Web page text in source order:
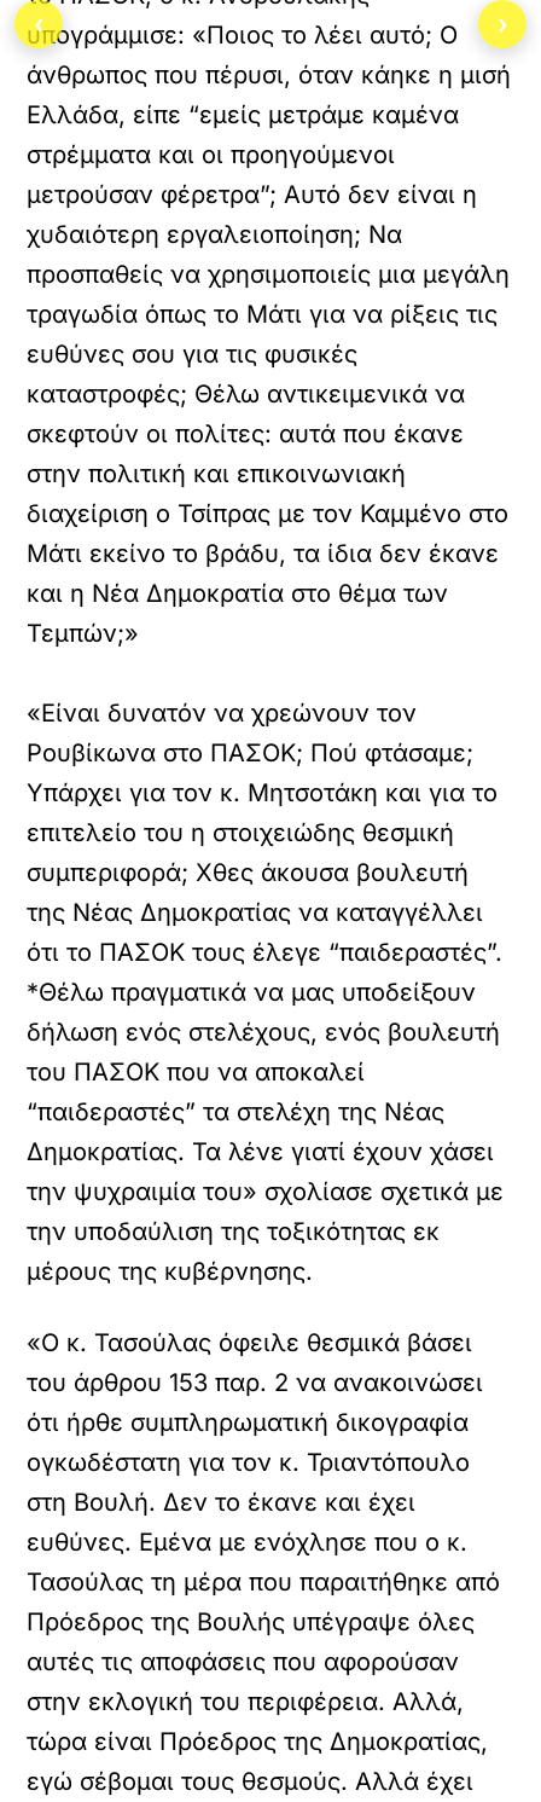
υπογράμμισε: «Ποιος το λέει αυτό; Ο
άνθρωπος που πέρυσι, όταν κάηκε η μισή
Ελλάδα, είπε “εμείς μετράμε καμένα
στρέμματα και οι προηγούμενοι
μετρούσαν φέρετρα”; Αυτό δεν είναι η
χυδαιότερη εργαλειοποίηση; Να
προσπαθείς να χρησιμοποιείς μια μεγάλη
τραγωδία όπως το Μάτι για να ρίξεις τις
ευθύνες σου για τις φυσικές
καταστροφές; Θέλω αντικειμενικά να
σκεφτούν οι πολίτες: αυτά που έκανε
στην πολιτική και επικοινωνιακή
διαχείριση ο Τσίπρας με τον Καμμένο στο
Μάτι εκείνο το βράδυ, τα ίδια δεν έκανε
και η Νέα Δημοκρατία στο θέμα των
Τεμπών;»
«Είναι δυνατόν να χρεώνουν τον
Ρουβίκωνα στο ΠΑΣΟΚ; Πού φτάσαμε;
Υπάρχει για τον κ. Μητσοτάκη και για το
επιτελείο του η στοιχειώδης θεσμική
συμπεριφορά; Χθες άκουσα βουλευτή
της Νέας Δημοκρατίας να καταγγέλλει
ότι το ΠΑΣΟΚ τους έλεγε “παιδεραστές”.
*Θέλω πραγματικά να μας υποδείξουν
δήλωση ενός στελέχους, ενός βουλευτή
του ΠΑΣΟΚ που να αποκαλεί
“παιδεραστές” τα στελέχη της Νέας
Δημοκρατίας. Τα λένε γιατί έχουν χάσει
την ψυχραιμία του» σχολίασε σχετικά με
την υποδαύλιση της τοξικότητας εκ
μέρους της κυβέρνησης.
«Ο κ. Τασούλας όφειλε θεσμικά βάσει
του άρθρου 153 παρ. 2 να ανακοινώσει
ότι ήρθε συμπληρωματική δικογραφία
ογκωδέστατη για τον κ. Τριαντόπουλο
στη Βουλή. Δεν το έκανε και έχει
ευθύνες. Εμένα με ενόχλησε που ο κ.
Τασούλας τη μέρα που παραιτήθηκε από
Πρόεδρος της Βουλής υπέγραψε όλες
αυτές τις αποφάσεις που αφορούσαν
στην εκλογική του περιφέρεια. Αλλά,
τώρα είναι Πρόεδρος της Δημοκρατίας,
εγώ σέβομαι τους θεσμούς. Αλλά έχει
‹ ›